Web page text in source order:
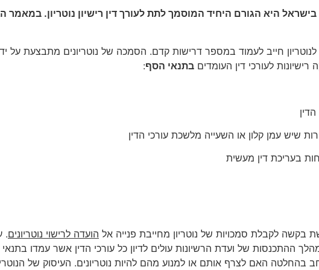
בישראל היא הגורם היחיד המוסמך לתת לעורך דין רישיון נוטריון.
לנוטריון חייב לעמוד במספר דרישות קדם. הסמכה של נוטריונים מתבצעת
לעורכי דין העומדים בתנאי הסף:
בקשה לקבלת סמכויות של נוטריון מחייבת פנייה אל הועדה לרישוי נוטריונים.
ההתכנסות של ועדת הרשיונות עולים לדיון כל עורכי הדין אשר עמדו
בהחלטה האם לצרף אותם או למנוע מהם להיות נוטריונים. העיסוק של